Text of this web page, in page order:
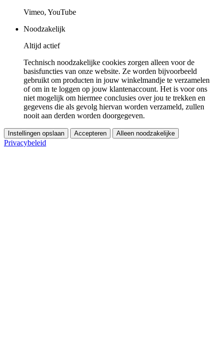
Vimeo, YouTube
Noodzakelijk
Altijd actief
Technisch noodzakelijke cookies zorgen alleen voor de
basisfuncties van onze website. Ze worden bijvoorbeeld
gebruikt om producten in jouw winkelmandje te verzamelen
of om in te loggen op jouw klantenaccount. Het is voor ons
niet mogelijk om hiermee conclusies over jou te trekken en
gegevens die als gevolg hiervan worden verzameld, zullen
nooit aan derden worden doorgegeven.
Instellingen opslaan Accepteren Alleen noodzakelijke
Privacybeleid